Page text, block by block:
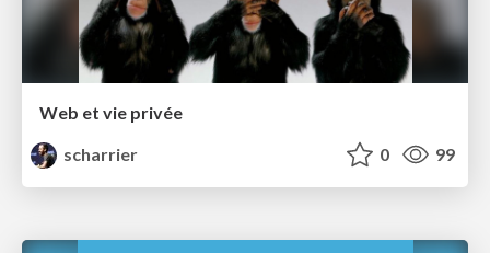
Web et vie privée
scharrier
0 99